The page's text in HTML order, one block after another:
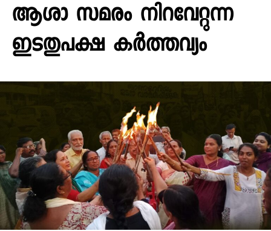
ആശാ സമരം നിറവേറ്റുന്ന
ഇടതുപക്ഷ ക‍ർത്തവ്യം